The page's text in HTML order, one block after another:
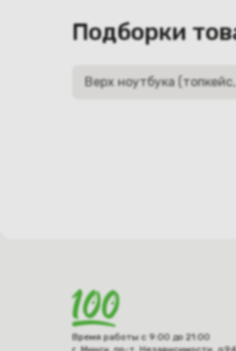
Подборки
Верх ноутбука
Время работы с 9:00 до 21:00